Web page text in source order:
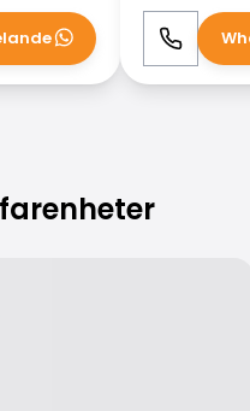
Ring